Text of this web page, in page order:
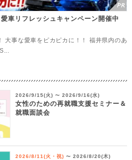
車リフレッシュキャンペーン開催中
大事な愛車をピカピカに！！ 福井県内のあ
2026/9/15(火) 〜 2026/9/16(水)
女性のための再就職支援セミナー＆
就職面談会
2026/8/11(火・祝) 〜 2026/8/20(木)